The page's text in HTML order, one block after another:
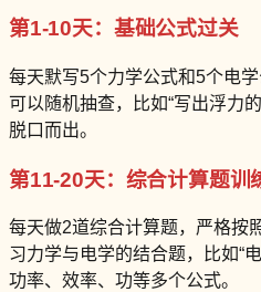
第1-10天：基础公式过关
每天默写5个力学公式和5个电
可以随机抽查，比如“写出浮力
脱口而出。
第11-20天：综合计算题训
每天做2道综合计算题，严格按
习力学与电学的结合题，比如“
功率、效率、功等多个公式。